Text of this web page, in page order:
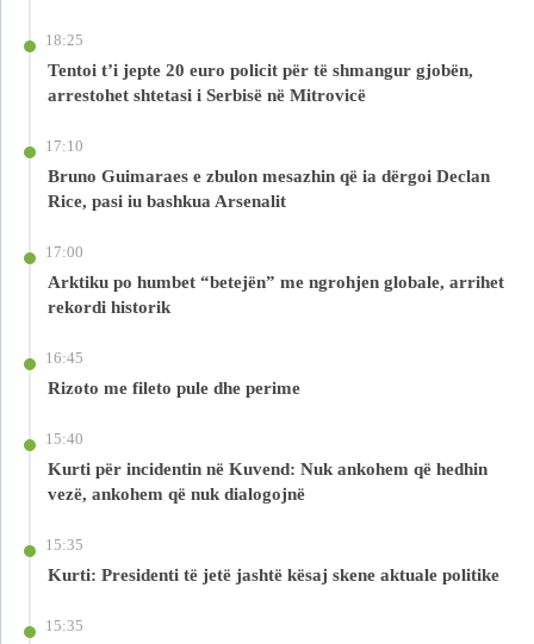
18:25
Tentoi t’i jepte 20 euro policit për të shmangur gjobën,
arrestohet shtetasi i Serbisë në Mitrovicë
17:10
Bruno Guimaraes e zbulon mesazhin që ia dërgoi Declan
Rice, pasi iu bashkua Arsenalit
17:00
Arktiku po humbet “betejën” me ngrohjen globale, arrihet
rekordi historik
16:45
Rizoto me fileto pule dhe perime
15:40
Kurti për incidentin në Kuvend: Nuk ankohem që hedhin
vezë, ankohem që nuk dialogojnë
15:35
Kurti: Presidenti të jetë jashtë kësaj skene aktuale politike
15:35